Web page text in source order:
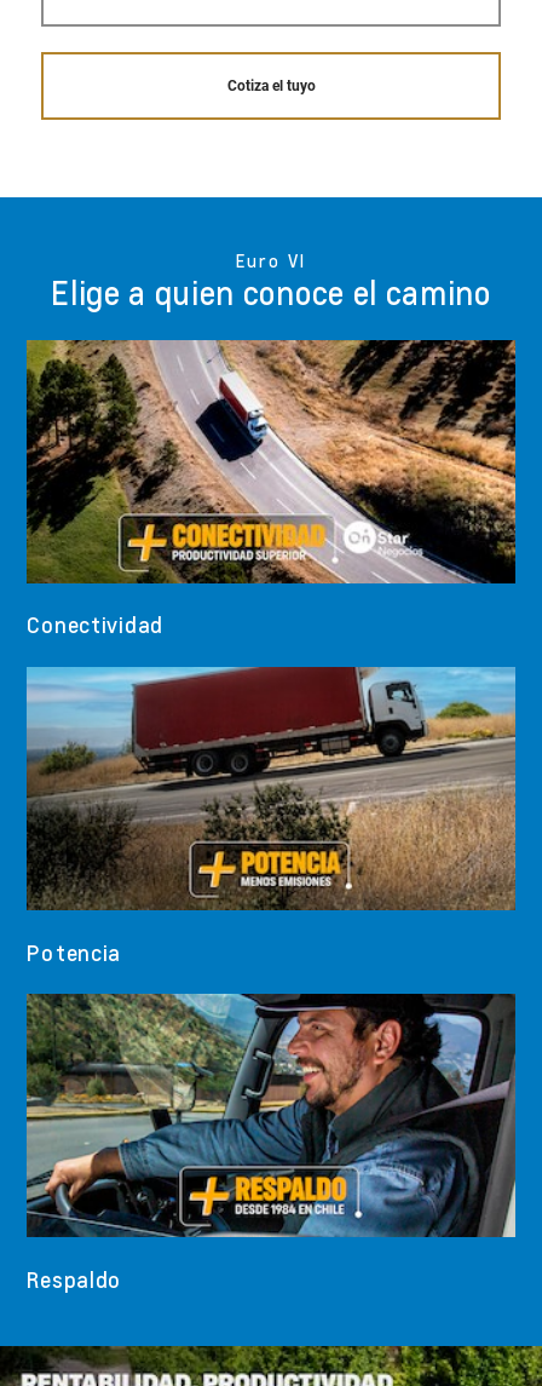
Cotiza el tuyo
Euro VI
Elige a quien conoce el camino
Conectividad
Potencia
Respaldo